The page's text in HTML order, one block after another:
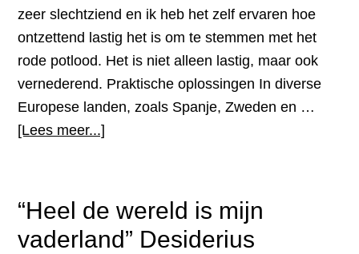
man
zeer slechtziend en ik heb het zelf ervaren hoe
ontzettend lastig het is om te stemmen met het
rode potlood. Het is niet alleen lastig, maar ook
vernederend. Praktische oplossingen In diverse
Europese landen, zoals Spanje, Zweden en …
[Lees meer...]
de
verkiezingen
“Heel de wereld is mijn
vaderland” Desiderius